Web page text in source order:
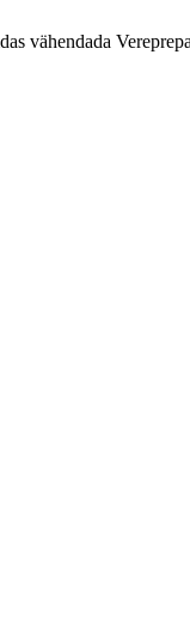
vähendada